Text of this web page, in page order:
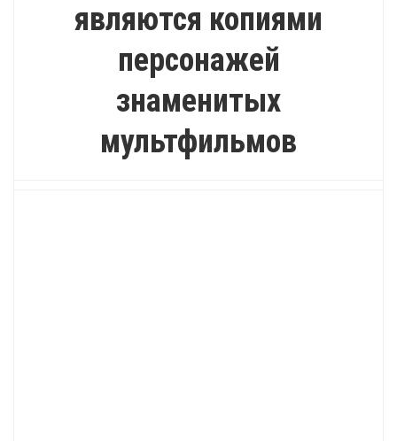
являются копиями
персонажей
знаменитых
мультфильмов